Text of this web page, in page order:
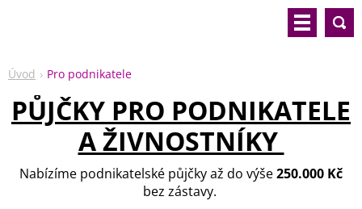
Úvod Pro podnikatele
PŮJČKY PRO PODNIKATELE
A ŽIVNOSTNÍKY
Nabízíme podnikatelské půjčky až do výše250.000 Kč
bez zástavy.